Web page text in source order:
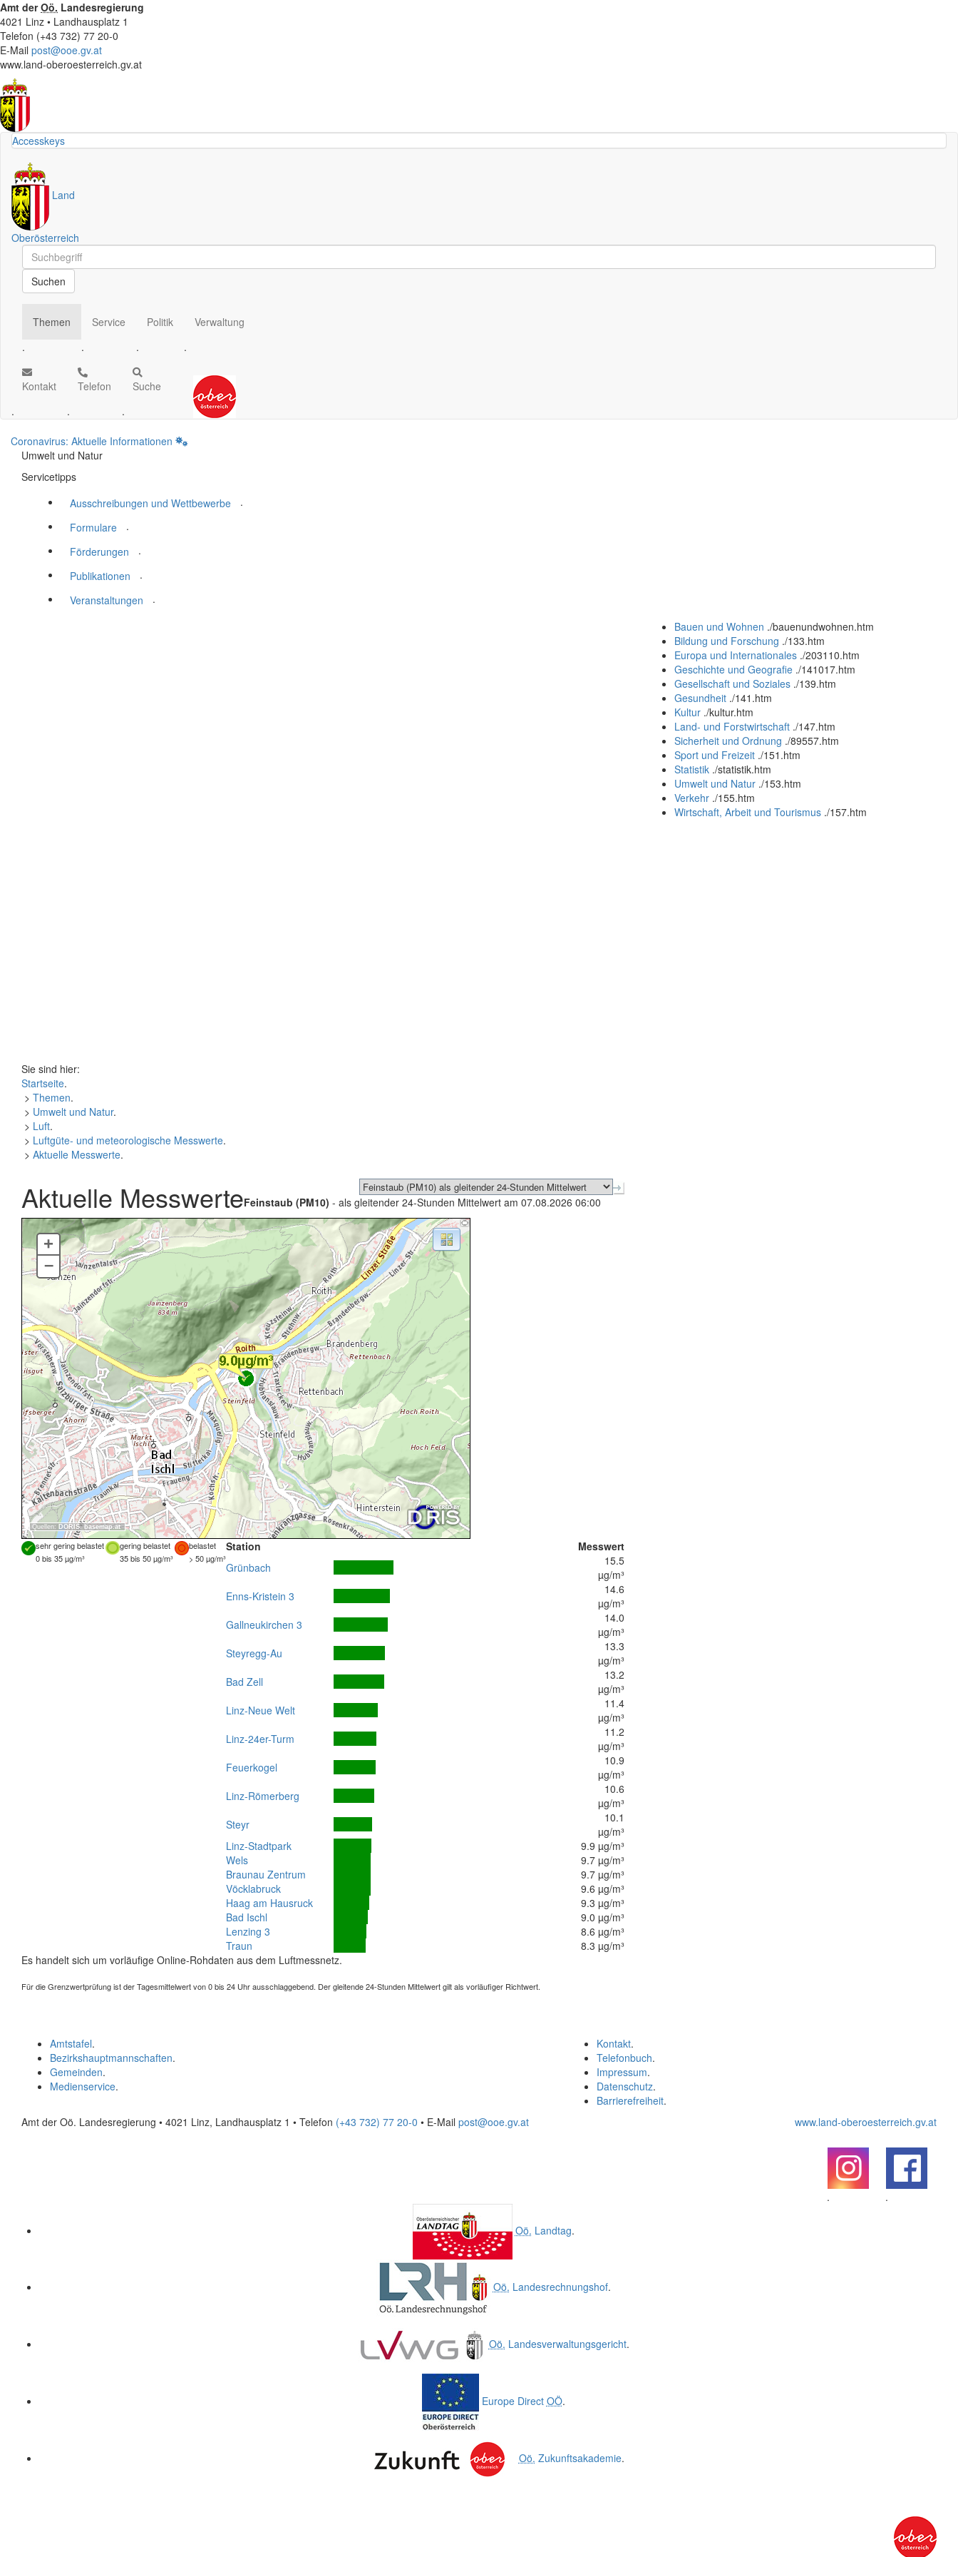
Amt derOö. Landesregierung
4021 Linz • Landhausplatz 1
Telefon (+43 732) 77 20-0
E-Mail post@ooe.gv.at
www.land-oberoesterreich.gv.at
Accesskeys
Land
Oberösterreich
Schnellsuche
Schnellsuche
Suchen
Themen
.
Service
.
Politik
.
Verwaltung
.
Kontakt
.
Telefon
.
Suche
.
Coronavirus: Aktuelle Informationen
Umwelt und Natur
Servicetipps
Ausschreibungen und Wettbewerbe
.
Formulare
.
Förderungen
.
Publikationen
.
Veranstaltungen
.
Bauen und Wohnen ./bauenundwohnen.htm
Bildung und Forschung ./133.htm
Europa und Internationales ./203110.htm
Geschichte und Geografie ./141017.htm
Gesellschaft und Soziales ./139.htm
Gesundheit ./141.htm
Kultur ./kultur.htm
Land- und Forstwirtschaft ./147.htm
Sicherheit und Ordnung ./89557.htm
Sport und Freizeit ./151.htm
Statistik ./statistik.htm
Umwelt und Natur ./153.htm
Verkehr ./155.htm
Wirtschaft, Arbeit und Tourismus ./157.htm
Sie sind hier:
Startseite.
> Themen.
> Umwelt und Natur.
> Luft.
> Luftgüte- und meteorologische Messwerte.
> Aktuelle Messwerte.
Aktuelle MesswerteFeinstaub (PM10) - als gleitender 24-Stunden Mittelwert am 07.08.2026 06:00
Quellen: DORIS, basemap.at
+
–
sehr gering belastet gering belastet
belastet
0 bis 35 µg/m³
35 bis 50 µg/m³ > 50 µg/m³
Station
Messwert
Grünbach
15.5
µg/m³
Enns-Kristein 3
14.6
µg/m³
Gallneukirchen 3
14.0
µg/m³
Steyregg-Au
13.3
µg/m³
Bad Zell
13.2
µg/m³
Linz-Neue Welt
11.4
µg/m³
Linz-24er-Turm
11.2
µg/m³
Feuerkogel
10.9
µg/m³
Linz-Römerberg
10.6
µg/m³
Steyr
10.1
µg/m³
Linz-Stadtpark
9.9 µg/m³
Wels
9.7 µg/m³
Braunau Zentrum
9.7 µg/m³
Vöcklabruck
9.6 µg/m³
Haag am Hausruck
9.3 µg/m³
Bad Ischl
9.0 µg/m³
Lenzing 3
8.6 µg/m³
Traun
8.3 µg/m³
Es handelt sich um vorläufige Online-Rohdaten aus dem Luftmessnetz.
Für die Grenzwertprüfung ist der Tagesmittelwert von 0 bis 24 Uhr ausschlaggebend. Der gleitende 24-Stunden Mittelwert gilt als vorläufiger Richtwert.
Kontakt.
Telefonbuch.
Impressum.
Datenschutz.
Barrierefreiheit.
Amtstafel.
Bezirkshauptmannschaften.
Gemeinden.
Medienservice.
Amt der Oö. Landesregierung • 4021 Linz, Landhausplatz 1 • Telefon (+43 732) 77 20-0 • E-Mail post@ooe.gv.at www.land-oberoesterreich.gv.at
.
.
Oö. Landtag.
Oö. Landesrechnungshof.
Oö. Landesverwaltungsgericht.
Europe Direct OÖ.
Oö. Zukunftsakademie.